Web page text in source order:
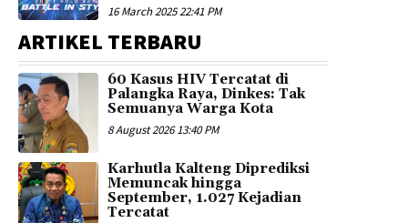
16 March 2025 22:41 PM
ARTIKEL TERBARU
60 Kasus HIV Tercatat di
Palangka Raya, Dinkes: Tak
Semuanya Warga Kota
8 August 2026 13:40 PM
Karhutla Kalteng Diprediksi
Memuncak hingga
September, 1.027 Kejadian
Tercatat